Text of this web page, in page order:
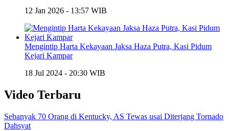
12 Jan 2026 - 13:57 WIB
Mengintip Harta Kekayaan Jaksa Haza Putra, Kasi Pidum
Kejari Kampar
18 Jul 2024 - 20:30 WIB
Video Terbaru
Sebanyak 70 Orang di Kentucky, AS Tewas usai Diterjang Tornado
Dahsyat